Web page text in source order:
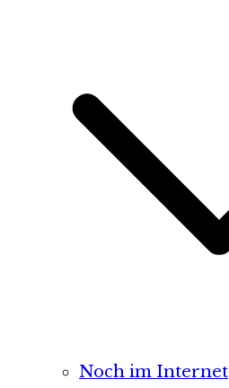
Noch im Internet